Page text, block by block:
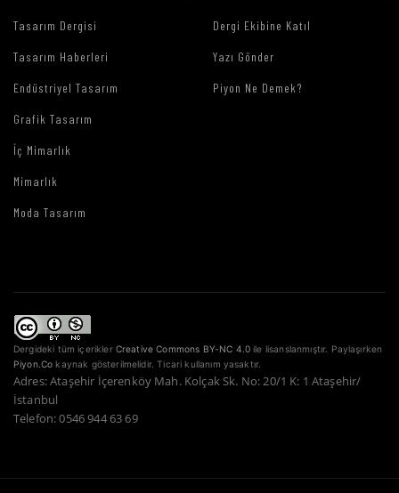
Tasarım Dergisi
Tasarım Haberleri
Endüstriyel Tasarım
Grafik Tasarım
İç Mimarlık
Mimarlık
Moda Tasarım
Dergi Ekibine Katıl
Yazı Gönder
Piyon Ne Demek?
Dergideki tüm içerikler Creative Commons BY-NC 4.0 ile lisanslanmıştır. Paylaşırken
Piyon.Co kaynak gösterilmelidir. Ticari kullanım yasaktır.
Adres: Ataşehir İçerenköy Mah. Kolçak Sk. No: 20/1 K: 1 Ataşehir/
İstanbul
Telefon: 0546 944 63 69